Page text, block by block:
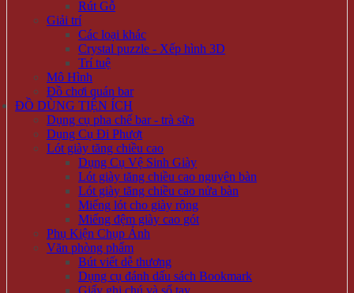
Rút Gỗ
Giải trí
Các loại khác
Crystal puzzle - Xếp hình 3D
Trí tuệ
Mô Hình
Đồ chơi quán bar
ĐỒ DÙNG TIỆN ÍCH
Dụng cụ pha chế bar - trà sữa
Dụng Cụ Đi Phượt
Lót giày tăng chiều cao
Dụng Cụ Vệ Sinh Giày
Lót giày tăng chiều cao nguyên bàn
Lót giày tăng chiều cao nửa bàn
Miếng lót cho giày rộng
Miếng đệm giày cao gót
Phụ Kiện Chụp Ảnh
Văn phòng phẩm
Bút viết dễ thương
Dụng cụ đánh dấu sách Bookmark
Giấy ghi chú và sổ tay